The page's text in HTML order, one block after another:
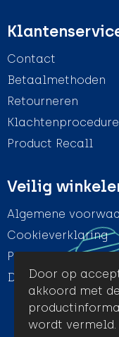
Contact
Betaalmethoden
Retourneren
Klachtenprocedure
Product Recall
Veilig
Algemene
Cookieverklaring
Privacyverklaring
Disclaimer
Door op
akkoord met
wordt vermeld.